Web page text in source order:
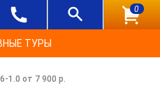
0
ТУРЫ
1.0 от 7 900 р.